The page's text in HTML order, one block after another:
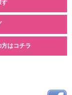
す
はコチラ